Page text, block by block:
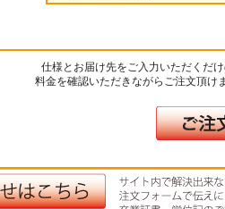
仕様とお届け先をご入力いただくだ
料金を確認いただきながらご注文頂け